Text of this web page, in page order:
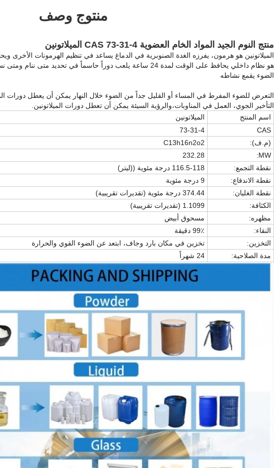
منتوج وصف
منتج النوم الجيد المواد الخام العضوية CAS 73-31-4 الميلاتونين
الميلاتونين هو هرمون، يفرزه الغدة الصنوبرية في الدماغ يساعد في تنظيم الهرمونات الأخرى
هو نظام داخلي يحافظ على الوقت لمدة 24 ساعة يلعب دوراً حاسماً في تحديد
الضوء يقمع نشاطه
التعرض للضوء المفرط في المساء أو القليل جداً من الضوء خلال النهار يمكن أن يعطل دورات
التأخير الجوي، العمل في المناوبات،والرؤية السيئة يمكن أن تعطل دورات الميلاتونين.
اسم المنتج
الميلاتونين
CAS
73-31-4
(م.ف):
C13h16n2o2
MW:
232.28
نقطة التجمع:
116.5-118 درجة مئوية ((ليتر)
نقطة الاندفاع:
9 درجة مئوية
نقطة الغليان:
374.44 درجة مئوية (تقديرات تقريبية)
الكثافة:
1.1099 (تقديرات تقريبية)
مظهره:
مسحوق أبيض
النقاء:
99٪ دقيقة
التخزين:
تخزين في مكان بارد وجاف، ابتعد عن الضوء القوي والحرارة
مدة الصلاحية:
24 شهراً